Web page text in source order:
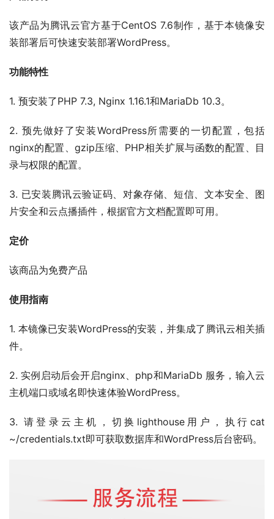
该产品为腾讯云官方基于CentOS 7.6制作，基于本镜像安
装部署后可快速安装部署WordPress。
功能特性
1. 预安装了PHP 7.3, Nginx 1.16.1和MariaDb 10.3。
2. 预先做好了安装WordPress所需要的一切配置，包括
nginx的配置、gzip压缩、PHP相关扩展与函数的配置、目
录与权限的配置。
3. 已安装腾讯云验证码、对象存储、短信、文本安全、图
片安全和云点播插件，根据官方文档配置即可用。
定价
该商品为免费产品
使用指南
1. 本镜像已安装WordPress的安装，并集成了腾讯云相关插
件。
2. 实例启动后会开启nginx、php和MariaDb 服务，输入云
主机端口或域名即快速体验WordPress。
3. 请登录云主机，切换lighthouse用户，执行cat
~/credentials.txt即可获取数据库和WordPress后台密码。